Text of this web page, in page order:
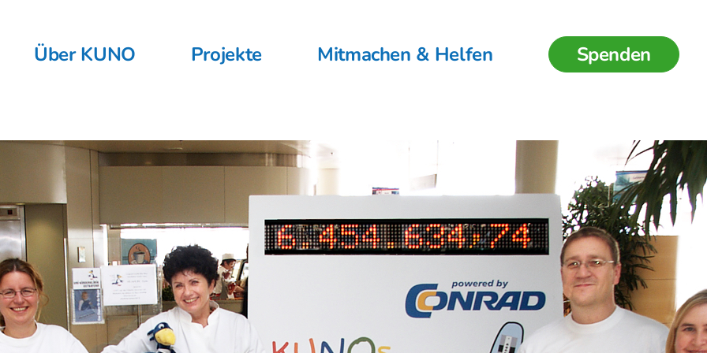
Über KUNO Projekte Mitmachen & Helfen Spenden